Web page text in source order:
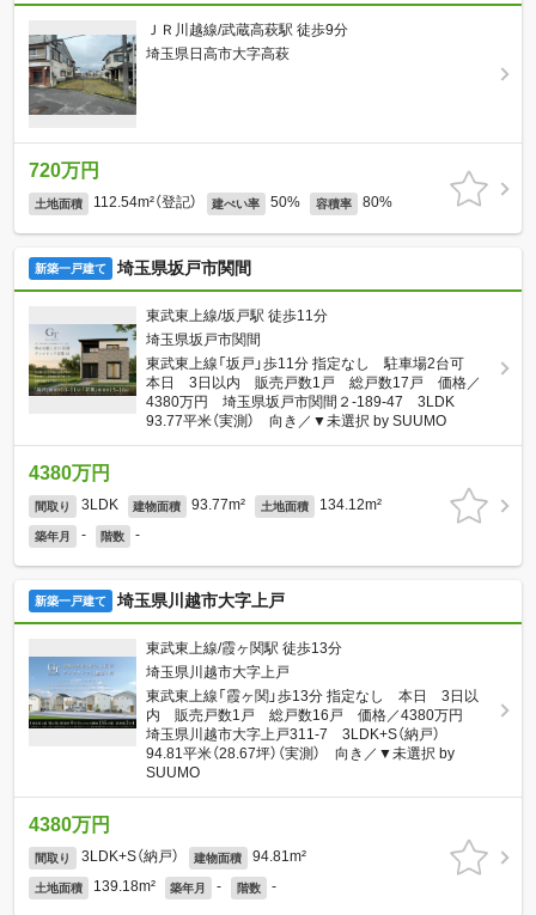
ＪＲ川越線/武蔵高萩駅 徒歩9分
埼玉県日高市大字高萩
720万円
土地面積 112.54m²（登記） 建ぺい率 50% 容積率 80%
新築一戸建て 埼玉県坂戸市関間
東武東上線/坂戸駅 徒歩11分
埼玉県坂戸市関間
東武東上線「坂戸」歩11分 指定なし 駐車場2台可
本日 3日以内 販売戸数1戸 総戸数17戸 価格／
4380万円 埼玉県坂戸市関間２-189-47 3LDK
93.77平米（実測） 向き／▼未選択 by SUUMO
4380万円
間取り 3LDK 建物面積 93.77m² 土地面積 134.12m²
築年月 - 階数 -
新築一戸建て 埼玉県川越市大字上戸
東武東上線/霞ヶ関駅 徒歩13分
埼玉県川越市大字上戸
東武東上線「霞ヶ関」歩13分 指定なし 本日 3日以
内 販売戸数1戸 総戸数16戸 価格／4380万円
埼玉県川越市大字上戸311-7 3LDK+S（納戸）
94.81平米（28.67坪）（実測） 向き／▼未選択 by
SUUMO
4380万円
間取り 3LDK+S（納戸） 建物面積 94.81m²
土地面積 139.18m² 築年月 - 階数 -